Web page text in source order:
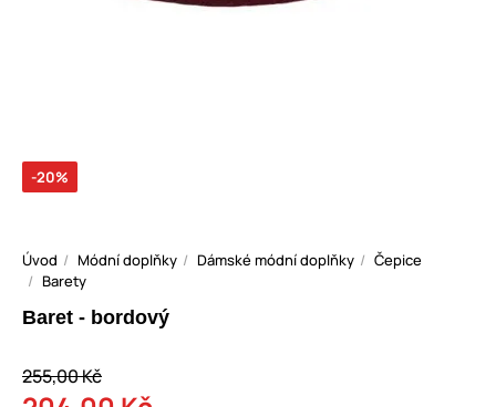
-20%
Úvod Módní doplňky Dámské módní doplňky
Čepice
Barety
Baret - bordový
255,00 Kč